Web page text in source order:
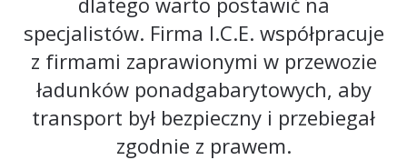
specjalistów. Firma I.C.E. współpracuje
z firmami zaprawionymi w przewozie
ładunków ponadgabarytowych, aby
transport był bezpieczny i przebiegał
zgodnie z prawem.